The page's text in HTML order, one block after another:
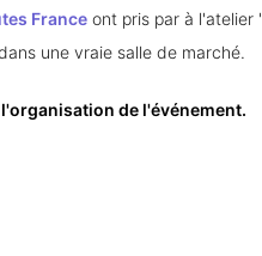
France ont pris par à l'atelier
une vraie salle de marché.
de l'événement.